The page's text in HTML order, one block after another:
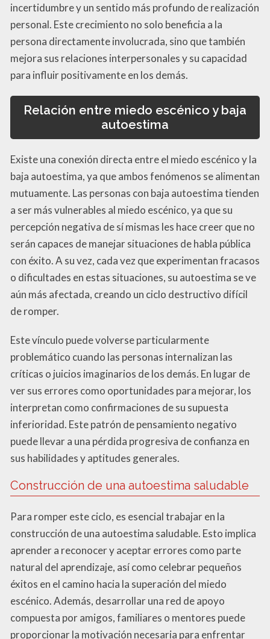
incertidumbre y un sentido más profundo de realización
personal. Este crecimiento no solo beneficia a la
persona directamente involucrada, sino que también
mejora sus relaciones interpersonales y su capacidad
para influir positivamente en los demás.
Relación entre miedo escénico y baja
autoestima
Existe una conexión directa entre el miedo escénico y la
baja autoestima, ya que ambos fenómenos se alimentan
mutuamente. Las personas con baja autoestima tienden
a ser más vulnerables al miedo escénico, ya que su
percepción negativa de sí mismas les hace creer que no
serán capaces de manejar situaciones de habla pública
con éxito. A su vez, cada vez que experimentan fracasos
o dificultades en estas situaciones, su autoestima se ve
aún más afectada, creando un ciclo destructivo difícil
de romper.
Este vínculo puede volverse particularmente
problemático cuando las personas internalizan las
críticas o juicios imaginarios de los demás. En lugar de
ver sus errores como oportunidades para mejorar, los
interpretan como confirmaciones de su supuesta
inferioridad. Este patrón de pensamiento negativo
puede llevar a una pérdida progresiva de confianza en
sus habilidades y aptitudes generales.
Construcción de una autoestima saludable
Para romper este ciclo, es esencial trabajar en la
construcción de una autoestima saludable. Esto implica
aprender a reconocer y aceptar errores como parte
natural del aprendizaje, así como celebrar pequeños
éxitos en el camino hacia la superación del miedo
escénico. Además, desarrollar una red de apoyo
compuesta por amigos, familiares o mentores puede
proporcionar la motivación necesaria para enfrentar